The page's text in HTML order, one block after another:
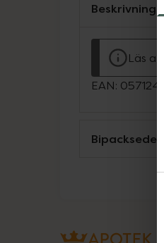
Beskrivning
Läs
EAN:
Bipacksedel